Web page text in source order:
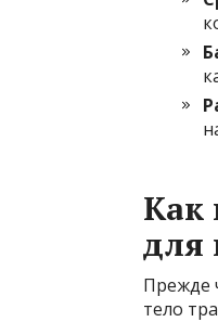
Как
для
Прежде
тело